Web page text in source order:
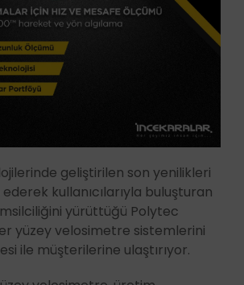
geliştirilen son yenilikleri
kullanıcılarıyla buluşturan
yürüttüğü Polytec
yüzey velosimetre sistemlerini
ile müşterilerine ulaştırıyor.